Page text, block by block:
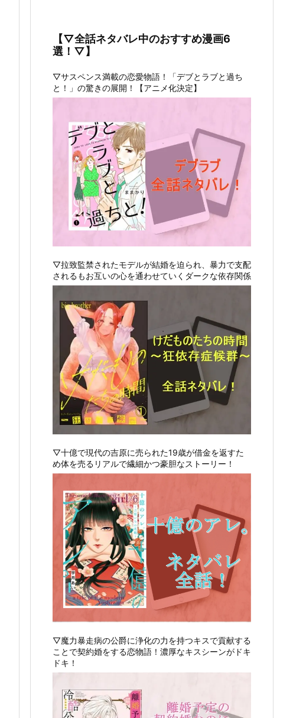
【▽全話ネタバレ中のおすすめ漫画6
選！▽】
▽サスペンス満載の恋愛物語！「デブとラブと過ち
と！」の驚きの展開！【アニメ化決定】
▽拉致監禁されたモデルが結婚を迫られ、暴力で支配
されるもお互いの心を通わせていくダークな依存関係
▽十億で現代の吉原に売られた19歳が借金を返すた
め体を売るリアルで繊細かつ豪胆なストーリー！
▽魔力暴走病の公爵に浄化の力を持つキスで貢献する
ことで契約婚をする恋物語！濃厚なキスシーンがドキ
ドキ！